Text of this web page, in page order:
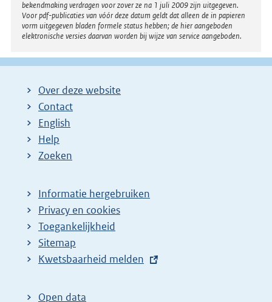
k
:
bekendmaking verdragen voor zover ze na 1 juli 2009 zijn uitgegeven.
Voor pdf-publicaties van vóór deze datum geldt dat alleen de in papieren
vorm uitgegeven bladen formele status hebben; de hier aangeboden
elektronische versies daarvan worden bij wijze van service aangeboden.
Over deze website
Contact
English
Help
Zoeken
Informatie hergebruiken
Privacy en cookies
Toegankelijkheid
Sitemap
E
t
Kwetsbaarheid melden
Open data